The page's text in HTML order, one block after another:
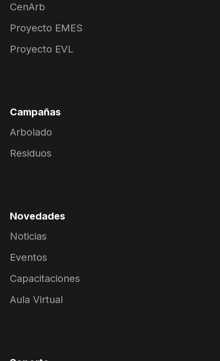
CenArb
Proyecto EMES
Proyecto EVL
Campañas
Arbolado
Residuos
Novedades
Noticias
Eventos
Capacitaciones
Aula Virtual